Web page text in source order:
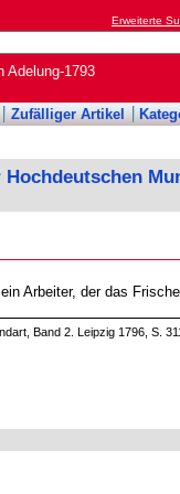
Erweiterte
Adelung-1793
Zufälliger Artikel
Arbeiter, der das
Band 2. Leipzig 1796, S.